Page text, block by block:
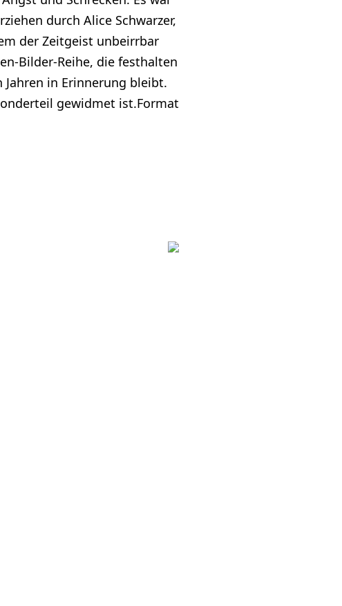
durch Alice Schwarzer,
der Zeitgeist unbeirrbar
Bilder-Reihe, die festhalten
in Erinnerung bleibt.
gewidmet ist.Format